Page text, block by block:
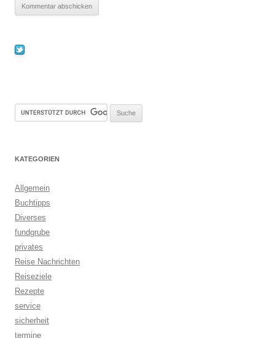
KATEGORIEN
Allgemein
Buchtipps
Diverses
fundgrube
privates
Reise Nachrichten
Reiseziele
Rezepte
service
sicherheit
termine